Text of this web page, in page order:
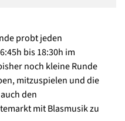
probt jeden
bis 18:30h im
noch kleine Runde
mitzuspielen und die
den
mit Blasmusik zu